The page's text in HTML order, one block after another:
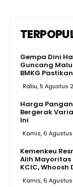
Gempa Dini
Guncang
BMKG
Rabu, 5 Agustus
Harga Pangan
Bergerak
Ini
Kamis, 6
Kemenkeu
Alih Mayoritas
KCIC, Whoosh
Kamis, 6